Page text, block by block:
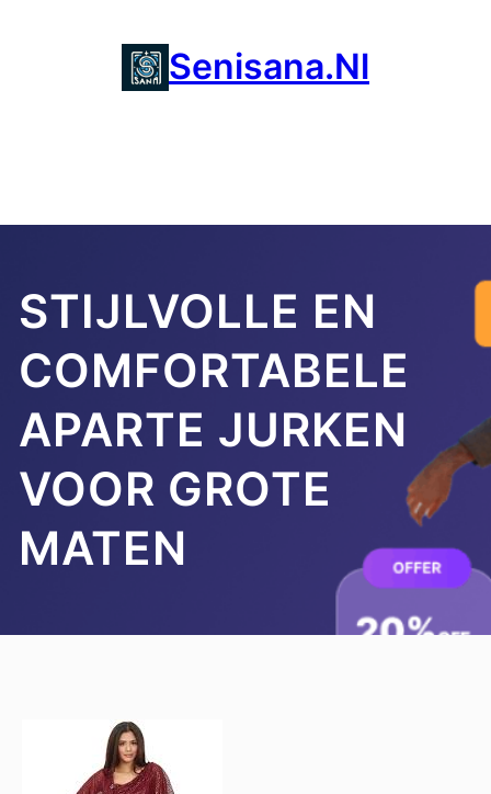
Senisana.nl
STIJLVOLLE EN
COMFORTABELE
APARTE JURKEN
VOOR GROTE
MATEN